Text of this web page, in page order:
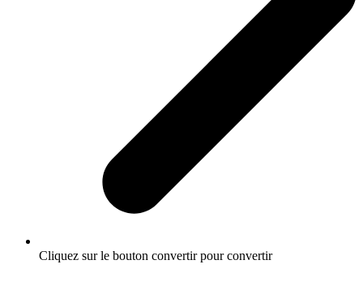
Cliquez sur le bouton convertir pour convertir